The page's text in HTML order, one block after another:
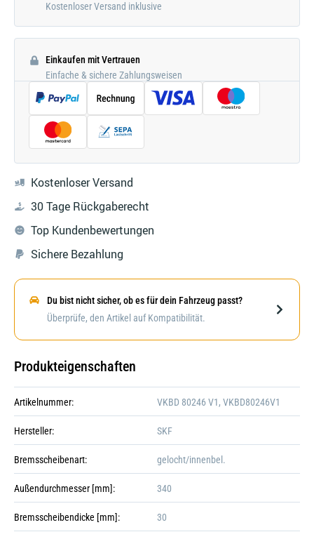
Kostenloser Versand inklusive
Einkaufen mit Vertrauen
Einfache & sichere Zahlungsweisen
Kostenloser Versand
30 Tage Rückgaberecht
Top Kundenbewertungen
Sichere Bezahlung
Darstellung kann abweichen
Du bist nicht sicher, ob es für dein Fahrzeug passt?
Überprüfe, den Artikel auf Kompatibilität.
Produkteigenschaften
Artikelnummer: VKBD 80246 V1, VKBD80246V1
Hersteller: SKF
Bremsscheibenart: gelocht/innenbel.
Außendurchmesser [mm]: 340
Bremsscheibendicke [mm]: 30